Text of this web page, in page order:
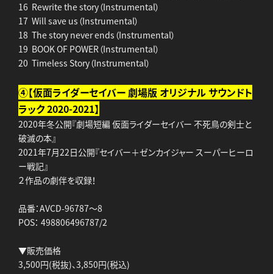
16 Rewrite the story（Instrumental）
17 Will save us（Instrumental）
18 The story never ends（Instrumental）
19 BOOK OF POWER（Instrumental）
20 Timeless Story（Instrumental）
④【仮面ライダーセイバー 劇場版 オリジナル サウンドト
ラック 2020-2021】
2020年冬公開『劇場短編 仮面ライダーセイバー 不死鳥の剣士と
破滅の本』
2021年7月22日公開『セイバー＋ゼンカイジャー スーパーヒーロ
ー戦記』
２作品の劇伴を収録！
品番：AVCD-96787～8
POS： 498806496787/2
▼販売価格
3,500円(税抜)、3,850円(税込)